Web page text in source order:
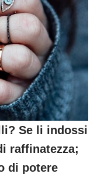
Se li indossi
raffinatezza;
di potere